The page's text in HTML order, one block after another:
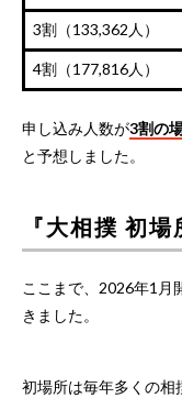
3割（133,362人）
4割（177,816人）
申し込み人数が3割の
と予想しました。
『大相撲 初
ここまで、2026年1月
きました。
初場所は毎年多くの相